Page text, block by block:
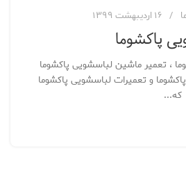
۱۶ اردیبهشت ۱۳۹۹
پاکشوما
، تعمیر ماشین لباسشویی پاکشوما
و تعمیرات لباسشویی پاکشوما